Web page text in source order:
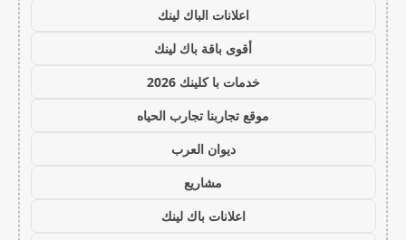
اعلانات الباك لينك
أقوى باقة باك لينك
خدمات با كلينك 2026
موقع تجاربنا تجارب الحياه
ديوان العرب
مشاريع
اعلانات باك لينك